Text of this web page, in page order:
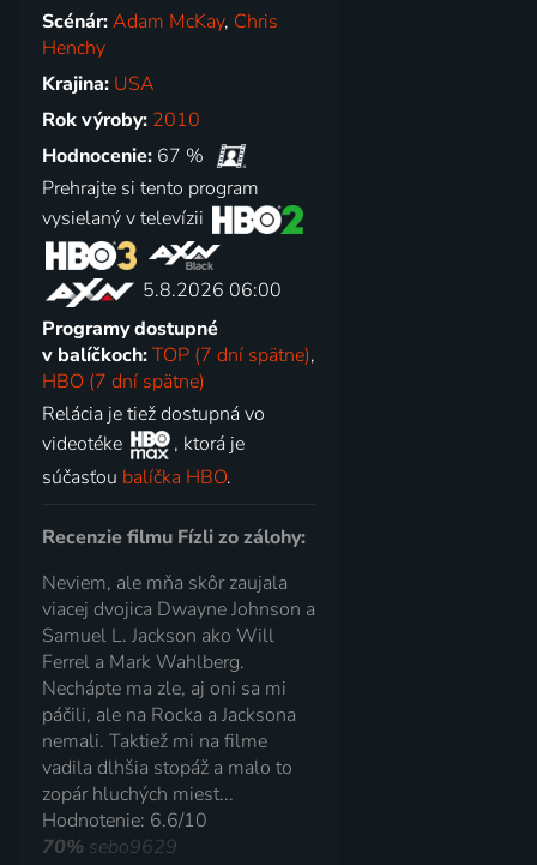
Scénár:Adam McKay, Chris
Henchy
Krajina: USA
Rok výroby: 2010
Hodnocenie: 67 %
Prehrajte si tento program
vysielaný v televízii
5.8.2026 06:00
Programy dostupné
v balíčkoch:TOP (7 dní spätne),
HBO (7 dní spätne)
Relácia je tiež dostupná vo
videotéke
, ktorá je
súčasťou balíčka HBO.
Recenzie filmu Fízli zo zálohy:
Neviem, ale mňa skôr zaujala
viacej dvojica Dwayne Johnson a
Samuel L. Jackson ako Will
Ferrel a Mark Wahlberg.
Nechápte ma zle, aj oni sa mi
páčili, ale na Rocka a Jacksona
nemali. Taktiež mi na filme
vadila dlhšia stopáž a malo to
zopár hluchých miest...
Hodnotenie: 6.6/10
70% sebo9629